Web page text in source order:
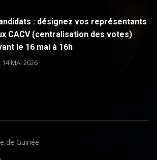
: désignez vos représentants
CACV (centralisation des votes)
le 16 mai à 16h
14 MAI 2026
de Guinée